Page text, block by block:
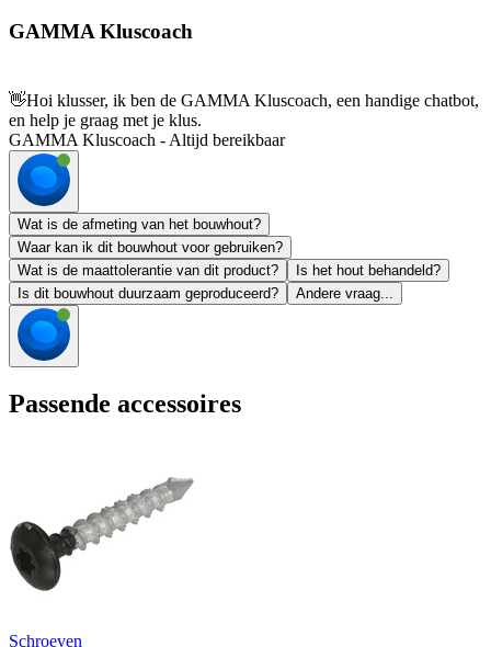
GAMMA Kluscoach
👋Hoi klusser, ik ben de GAMMA Kluscoach, een handige chatbot,
en help je graag met je klus.
GAMMA Kluscoach - Altijd bereikbaar
Wat is de afmeting van het bouwhout?
Waar kan ik dit bouwhout voor gebruiken?
Wat is de maattolerantie van dit product?
Is het hout behandeld?
Is dit bouwhout duurzaam geproduceerd?
Andere vraag...
Passende accessoires
Schroeven